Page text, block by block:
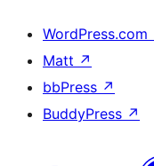
WordPress.com
Matt ↗
bbPress ↗
BuddyPress ↗